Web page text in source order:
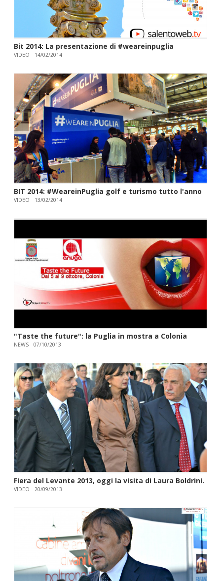
Bit 2014: La presentazione di #weareinpuglia
VIDEO 14/02/2014
BIT 2014: #WeareinPuglia golf e turismo tutto l'anno
VIDEO 13/02/2014
"Taste the future": la Puglia in mostra a Colonia
NEWS 07/10/2013
Fiera del Levante 2013, oggi la visita di Laura Boldrini.
VIDEO 20/09/2013